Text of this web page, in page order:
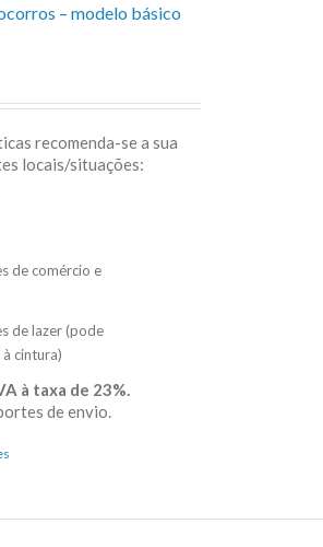
– modelo básico
recomenda-se a sua
locais/situações:
de comércio e
de lazer (pode
cintura)
à taxa de 23%.
de envio.